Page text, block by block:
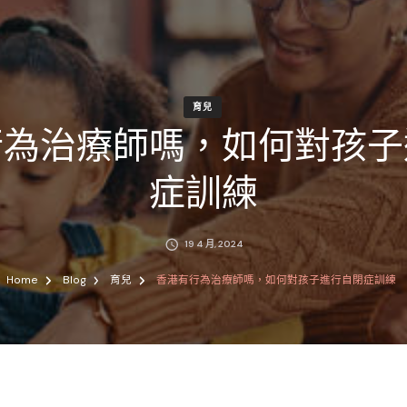
育兒
治療師嗎，如何對孩
症訓練
19 4 月, 2024
Home Blog 育兒 香港有行為治療師嗎，如何對孩子進行自閉症訓練